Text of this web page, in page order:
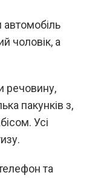
чоловік, а
речовину,
пакунків з,
Усі
та